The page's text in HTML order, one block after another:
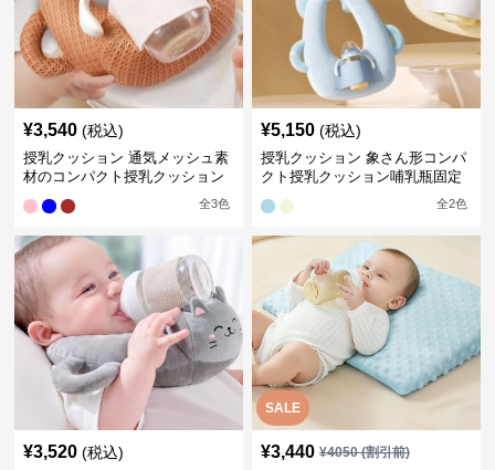
¥3,540 (税込)
授乳クッション 通気メッシュ素
材のコンパクト授乳クッション
全3色
¥5,150 (税込)
授乳クッション 象さん形コンパ
クト授乳クッション哺乳瓶固定
全2色
¥3,520 (税込)
SALE
¥3,440 ¥4050(割引前)